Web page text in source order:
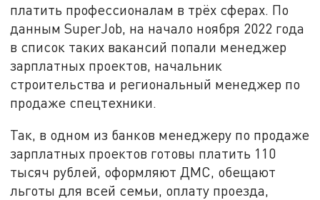
платить профессионалам в трёх сферах. По
данным SuperJob, на начало ноября 2022 года
в список таких вакансий попали менеджер
зарплатных проектов, начальник
строительства и региональный менеджер по
продаже спецтехники.
Так, в одном из банков менеджеру по продаже
зарплатных проектов готовы платить 110
тысяч рублей, оформляют ДМС, обещают
льготы для всей семьи, оплату проезда,